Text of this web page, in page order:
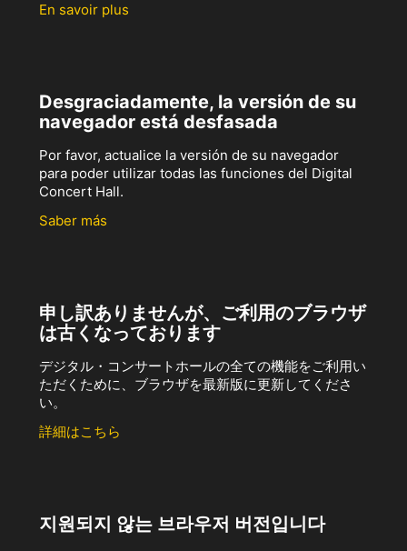
En savoir plus
Desgraciadamente, la versión de su
navegador está desfasada
Por favor, actualice la versión de su navegador
para poder utilizar todas las funciones del Digital
Concert Hall.
Saber más
申し訳ありませんが、ご利用のブラウザ
は古くなっております
デジタル・コンサートホールの全ての機能をご利用い
ただくために、ブラウザを最新版に更新してくださ
い。
詳細はこちら
지원되지 않는 브라우저 버전입니다